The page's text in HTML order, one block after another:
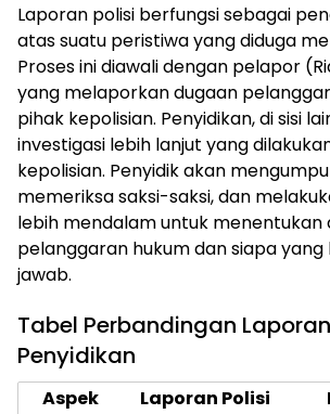
Laporan polisi berfungsi sebagai
atas suatu peristiwa yang diduga
Proses ini diawali dengan pelapor
yang melaporkan dugaan
pihak kepolisian. Penyidikan, di sisi
investigasi lebih lanjut yang
kepolisian. Penyidik akan
memeriksa saksi-saksi, dan
lebih mendalam untuk menentukan
pelanggaran hukum dan siapa
jawab.
Tabel Perbandingan
Penyidikan
Aspek Laporan Polisi